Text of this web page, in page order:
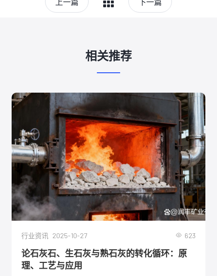
相关推荐
行业资讯 2025-10-27 623
论石灰石、生石灰与熟石灰的转化循环：原
理、工艺与应用